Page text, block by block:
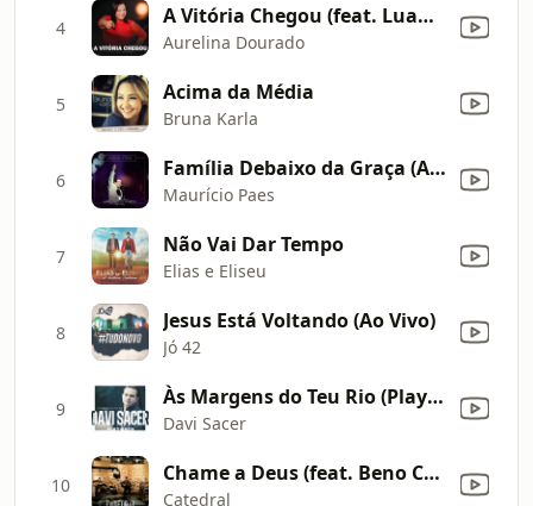
4 A Vitória Chegou (feat. Luanna Dourado)
Aurelina Dourado
5 Acima da Média
Bruna Karla
6 Família Debaixo da Graça (Ao Vivo)
Maurício Paes
7 Não Vai Dar Tempo
Elias e Eliseu
8 Jesus Está Voltando (Ao Vivo)
Jó 42
9 Às Margens do Teu Rio (Playback)
Davi Sacer
10 Chame a Deus (feat. Beno César) [Ao Vivo]
Catedral